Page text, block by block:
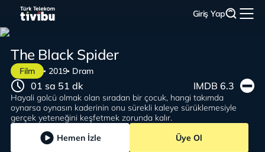
Giriş Yap
Film 2019 Dram
The Black Spider
Hayali golcü olmak olan sıradan bir çocuk, hangi takımda
oynarsa oynasın kaderinin onu sürekli kaleye sürüklemesiyle
gerçek yeteneğini keşfetmek zorunda kalır.
01 sa 51 dk IMDB 6.3
Hemen İzle Üye Ol